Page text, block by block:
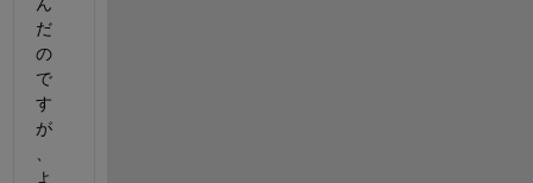
だ
の
で
す
が
よ